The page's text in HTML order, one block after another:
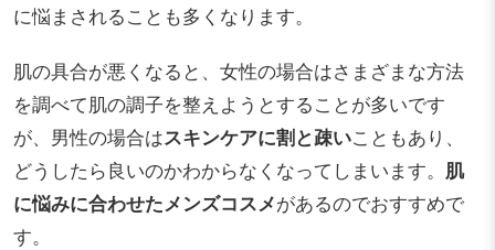
に悩まされることも多くなります。
肌の具合が悪くなると、女性の場合はさまざまな方法
を調べて肌の調子を整えようとすることが多いです
が、男性の場合はスキンケアに割と疎いこともあり、
どうしたら良いのかわからなくなってしまいます。 肌
に悩みに合わせたメンズコスメがあるのでおすすめで
す。